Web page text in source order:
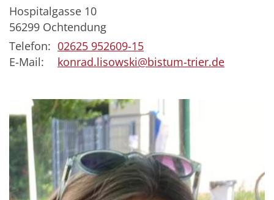
Hospitalgasse 10
56299 Ochtendung
Telefon: 02625 952609-15
E-Mail:
konrad.lisowski@bistum-trier.de